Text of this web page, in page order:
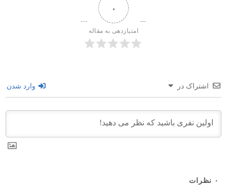
۰
امتیازدهی به مقاله
اشتراک در وارد شدن
۰ نظرات